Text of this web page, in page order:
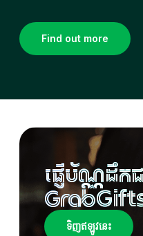
Find out more
ផ្ញើប័ណ្ណដឹ
ទិញឥឡូវនេះ